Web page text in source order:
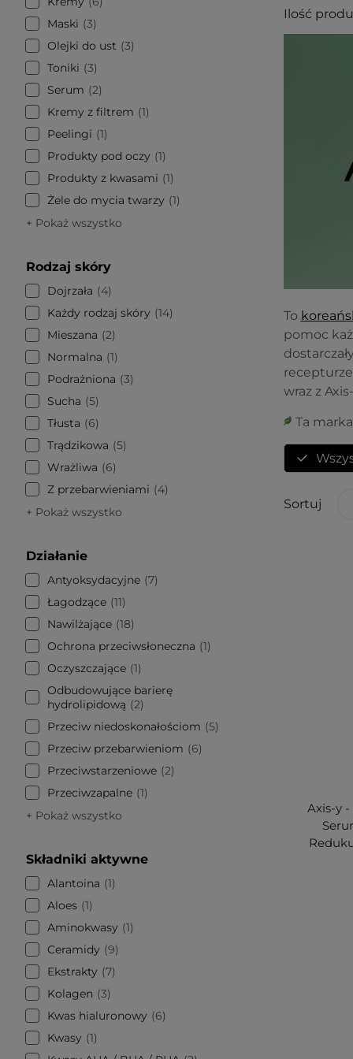
Maski
3
Olejki do ust
3
Toniki
3
Serum
2
Kremy z filtrem
1
Peelingi
1
Produkty pod oczy
1
Produkty z kwasami
1
Żele do mycia twarzy
1
+ Pokaż wszystko
Rodzaj skóry
Dojrzała
4
Każdy rodzaj skóry
14
Mieszana
2
Normalna
1
Podrażniona
3
Sucha
5
Tłusta
6
Trądzikowa
5
Wrażliwa
6
Z przebarwieniami
4
+ Pokaż wszystko
Działanie
Antyoksydacyjne 7
Łagodzące 11
Nawilżające 18
Ochrona przeciwsłoneczna
1
Oczyszczające 1
Odbudowujące barierę
hydrolipidową
2
Przeciw niedoskonałościom
5
Przeciw przebarwieniom
6
Przeciwstarzeniowe 2
Przeciwzapalne 1
+ Pokaż wszystko
Składniki aktywne
Alantoina
1
Aloes 1
Aminokwasy
1
Ceramidy
9
Ekstrakty
7
Kolagen
3
Kwas hialuronowy
6
Kwasy
1
Ilość
To
pomoc
wraz z
Ta
Sortuj
Axis-y